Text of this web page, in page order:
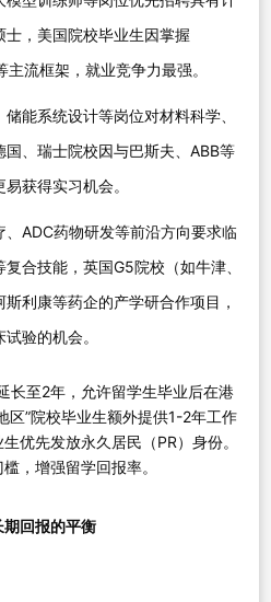
，美国院校毕业生因掌握
流框架，就业竞争力最强。
能系统设计等岗位对材料科学、
、瑞士院校因与巴斯夫、ABB等
获得实习机会。
、ADC药物研发等前沿方向要求临
合技能，英国G5院校（如牛津、
利康等药企的产学研合作项目，
验的机会。
长至2年，允许留学生毕业后在港
区”院校毕业生额外提供1-2年工作
优先发放永久居民（PR）身份。
，增强留学回报率。
期回报的平衡